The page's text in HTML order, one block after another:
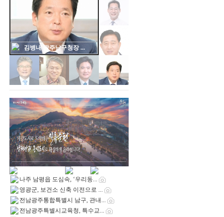
김병내 광주남구청장 ...
나주 남평읍 도심속, ‘우리동...
영광군, 보건소 신축 이전으로 ...
전남광주통합특별시 남구, 관내...
전남광주특별시교육청, 특수교...